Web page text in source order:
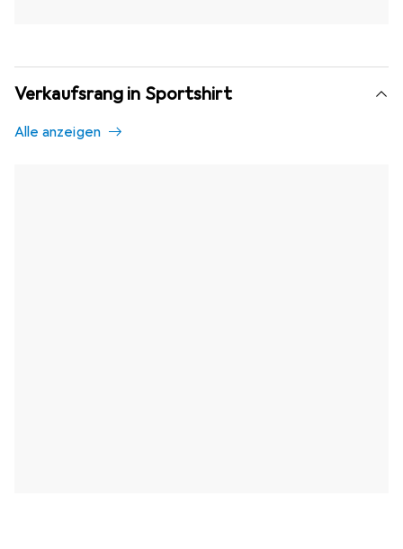
Verkaufsrang in Sportshirt
Alle anzeigen